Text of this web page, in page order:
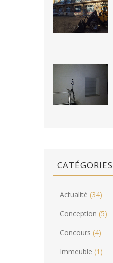
CATÉGORIES
Actualité (34)
Conception (5)
Concours (4)
Immeuble (1)